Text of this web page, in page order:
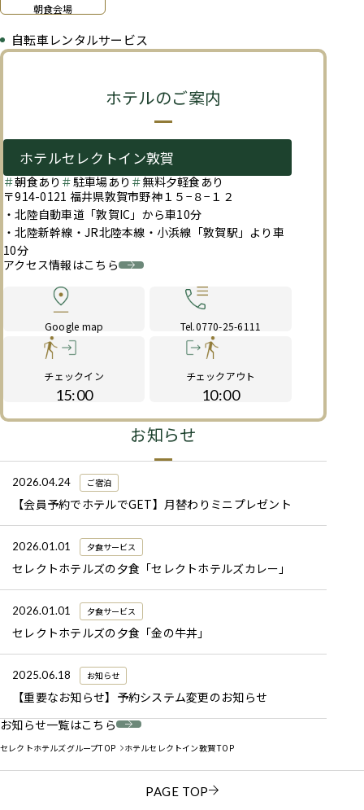
朝食会場
自転車レンタルサービス
ホテルのご案内
ホテルセレクトイン敦賀
朝食あり 駐車場あり
無料夕軽食あり
〒914-0121 福井県敦賀市野神１５−８−１２
・北陸自動車道「敦賀IC」から車10分
・北陸新幹線・JR北陸本線・小浜線「敦賀駅」より車
10分
アクセス情報はこちら
Google map Tel.0770-25-6111
チェックイン
15:00
チェックアウト
10:00
お知らせ
お知らせ一覧はこちら
2026.04.24 ご宿泊
【会員予約でホテルでGET】月替わりミニプレゼント
2026.01.01 夕食サービス
セレクトホテルズの夕食「セレクトホテルズカレー」
2026.01.01 夕食サービス
セレクトホテルズの夕食「金の牛丼」
2025.06.18 お知らせ
【重要なお知らせ】予約システム変更のお知らせ
セレクトホテルズグループTOP ホテルセレクトイン敦賀 TOP
PAGE TOP